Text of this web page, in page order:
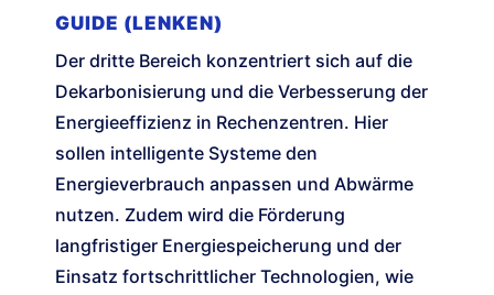
GUIDE (LENKEN)
Der dritte Bereich konzentriert sich auf die
Dekarbonisierung und die Verbesserung der
Energieeffizienz in Rechenzentren. Hier
sollen intelligente Systeme den
Energieverbrauch anpassen und Abwärme
nutzen. Zudem wird die Förderung
langfristiger Energiespeicherung und der
Einsatz fortschrittlicher Technologien, wie